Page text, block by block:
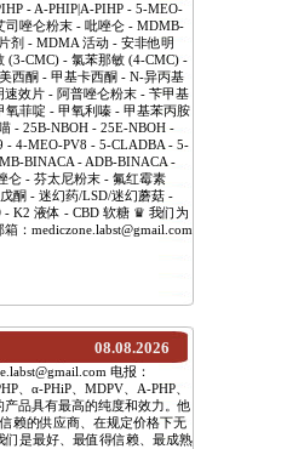
- A-PHIP|A-PIHP - 5-MEO-
司唑仑粉末 - 吡唑仑 - MDMB-
剂 - MDMA 活动 - 安非他明
(3-CMC) - 氯苯那敏 (4-CMC) -
西酮 - 甲基卡西酮 - N-异丙基
效片 - 阿普唑仑粉末 - 苄甲基
氧菲啶 - 甲氧利嗪 - 甲基苯丙胺
- 25B-NBOH - 25E-NBOH -
- 4-MEO-PV8 - 5-CLADBA - 5-
BINACA - ADB-BINACA -
仑 - 芬太尼粉末 - 氟红霉素
酮 - 迷幻药/LSD/迷幻蘑菇 -
- K2 液体 - CBD 软糖 ♛ 我们为
：mediczone.labst@gmail.com
08.08.2026
电报：
、α-PHiP、MDPV、A-PHP、
品具有最高的纯度和效力。他
赖的供应商、在规定价格下无
是最好、最值得信赖、最成熟